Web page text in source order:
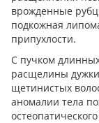
врожденные
подкожная
припухлости.
С пучком
расщелины
щетинистых
аномалии тела